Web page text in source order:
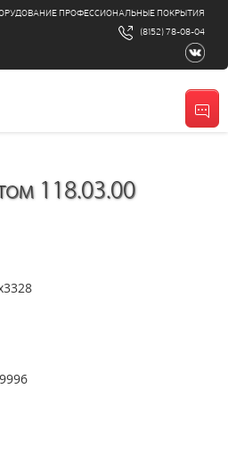
ПРОФЕССИОНАЛЬНЫЕ ПОКРЫТИЯ
(8152) 78-08-04
118.03.00